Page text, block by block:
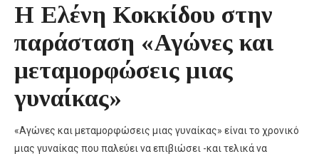
Η Ελένη Κοκκίδου στην
παράσταση «Αγώνες και
μεταμορφώσεις μιας
γυναίκας»
«Αγώνες και μεταμορφώσεις μιας γυναίκας» είναι το χρονικό
μιας γυναίκας που παλεύει να επιβιώσει -και τελικά να